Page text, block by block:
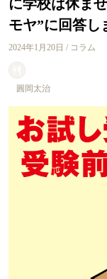
に学校は休ま
モヤ”に回答し
2024年1月20日 / コラム
圓岡太治